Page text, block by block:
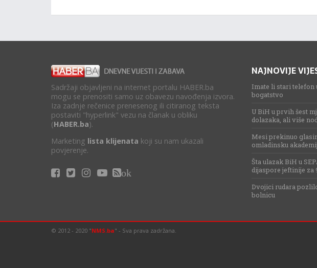
Sadržaji objavljeni na internet portalu HABER.ba
mogu se prenositi samo uz obavezu navođenja izvora.
Iza zadnje rečenice prenesenog ili citiranog teksta
postaviti "hyperlink" vezu na članak u obliku
(HABER.ba).
Marketing lista klijenata koji su nam ukazali
povjerenje.
ok
NAJNOVIJE
Imate li stari telefon
bogatstvo
U BiH u prvih šest
dolazaka, ali više
Mesi prekinuo
omladinsku
Šta ulazak BiH u
dijaspore jeftinije za
Dvojici rudara
bolnicu
© 2012 - 2020 "NMS.ba" - Sva prava zadržana.